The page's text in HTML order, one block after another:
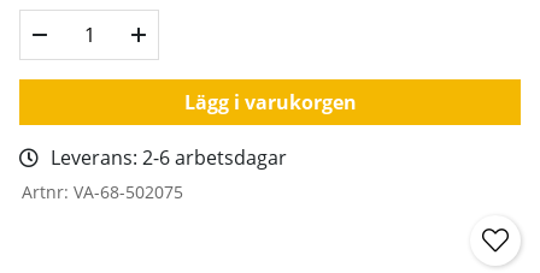
Lägg i varukorgen
Leverans: 2-6 arbetsdagar
Artnr: VA-68-502075